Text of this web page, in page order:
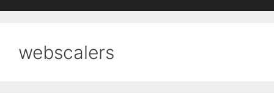
webscalers